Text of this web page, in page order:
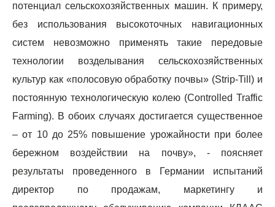
потенциал сельскохозяйственных машин. К примеру,
без использования высокоточных навигационных
систем невозможно применять такие передовые
технологии возделывания сельскохозяйственных
культур как «полосовую обработку почвы» (Strip-Till) и
постоянную технологическую колею (Controlled Traffic
Farming). В обоих случаях достигается существенное
– от 10 до 25% повышение урожайности при более
бережном воздействии на почву», - поясняет
результаты проведенного в Германии испытаний
директор по продажам, маркетингу и